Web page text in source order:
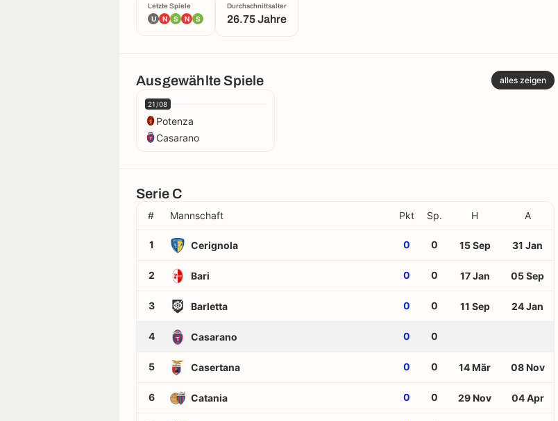
Letzte Spiele
U N S N S
Durchschnittsalter
26.75 Jahre
Ausgewählte Spiele alles zeigen
21/08
Potenza
Casarano
Serie C
# Mannschaft Pkt Sp. H A
1 Cerignola 0 0 15 Sep 31 Jan
2 Bari 0 0 17 Jan 05 Sep
3 Barletta 0 0 11 Sep 24 Jan
4 Casarano 0 0
5 Casertana 0 0 14 Mär 08 Nov
6 Catania 0 0 29 Nov 04 Apr